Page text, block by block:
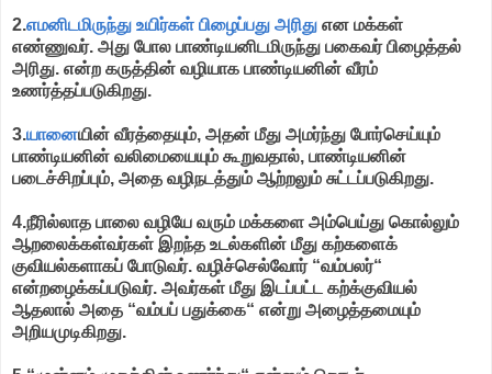
2.எமனிடமிருந்து உயிர்கள் பிழைப்பது அரிது என மக்கள்
எண்ணுவர். அது போல பாண்டியனிடமிருந்து பகைவர் பிழைத்தல்
அரிது. என்ற கருத்தின் வழியாக பாண்டியனின் வீரம்
உணர்த்தப்படுகிறது.
3.யானையின் வீரத்தையும், அதன் மீது அமர்ந்து போர்செய்யும்
பாண்டியனின் வலிமையையும் கூறுவதால், பாண்டியனின்
படைச்சிறப்பும், அதை வழிநடத்தும் ஆற்றலும் சுட்டப்படுகிறது.
4.நீரில்லாத பாலை வழியே வரும் மக்களை அம்பெய்து கொல்லும்
ஆறலைக்கள்வர்கள் இறந்த உடல்களின் மீது கற்களைக்
குவியல்களாகப் போடுவர். வழிச்செல்வோர் “வம்பலர்“
என்றழைக்கப்படுவர். அவர்கள் மீது இடப்பட்ட கற்க்குவியல்
ஆதலால் அதை “வம்பப் பதுக்கை“ என்று அழைத்தமையும்
அறியமுடிகிறது.